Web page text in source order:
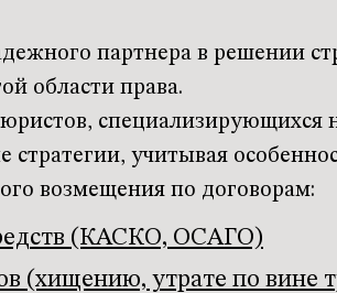
(КАСКО, ОСАГО)
(хищению, утрате по вине
партнера в решении
области права.
специализирующихся
учитывая
возмещения по договорам: